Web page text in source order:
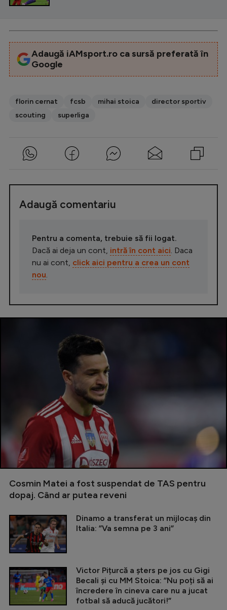
Adaugă iAMsport.ro ca sursă preferată în
Google
florin cernat fcsb mihai stoica
director sportiv
scouting
superliga
Adaugă comentariu
Pentru a comenta, trebuie să fii logat.
Dacă ai deja un cont, intră în cont aici. Daca
nu ai cont, click aici pentru a crea un cont
nou.
Cosmin Matei a fost suspendat de TAS pentru
dopaj. Când ar putea reveni
Dinamo a transferat un mijlocaș din
Italia: ”Va semna pe 3 ani”
Victor Pițurcă a șters pe jos cu Gigi
Becali și cu MM Stoica: ”Nu poți să ai
încredere în cineva care nu a jucat
fotbal să aducă jucători!”